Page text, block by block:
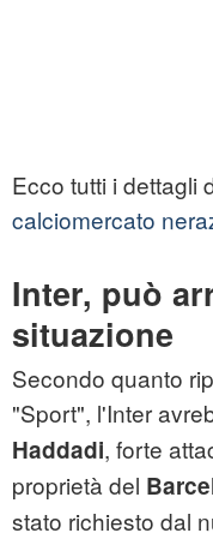
Ecco tutti i dettagli
calciomercato
Inter, può
situazione
Secondo quanto
"Sport", l'Inter
Haddadi, forte
proprietà del
stato richiesto dal